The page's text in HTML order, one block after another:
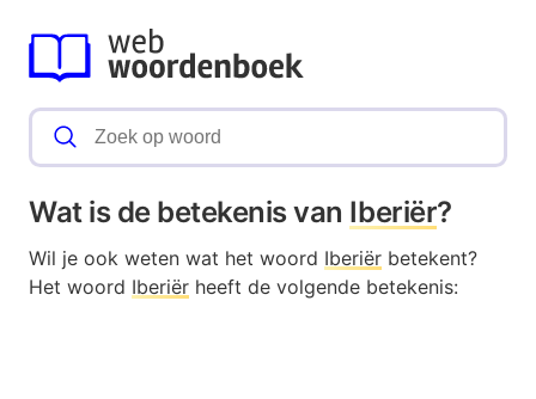
Wat is de betekenis van Iberiër?
Wil je ook weten wat het woord Iberiër betekent?
Het woord Iberiër heeft de volgende betekenis: